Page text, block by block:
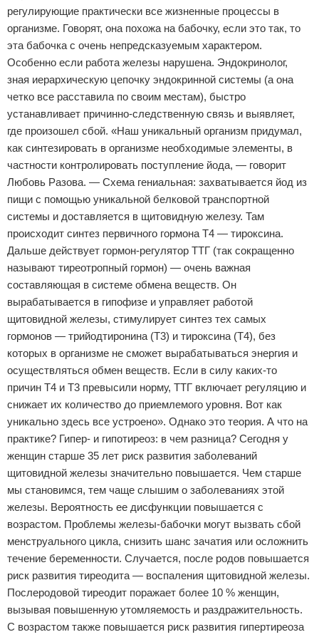
регулирующие практически все жизненные процессы в
организме. Говорят, она похожа на бабочку, если это так, то
эта бабочка с очень непредсказуемым характером.
Особенно если работа железы нарушена. Эндокринолог,
зная иерархическую цепочку эндокринной системы (а она
четко все расставила по своим местам), быстро
устанавливает причинно-следственную связь и выявляет,
где произошел сбой. «Наш уникальный организм придумал,
как синтезировать в организме необходимые элементы, в
частности контролировать поступление йода, — говорит
Любовь Разова. — Схема гениальная: захватывается йод из
пищи с помощью уникальной белковой транспортной
системы и доставляется в щитовидную железу. Там
происходит синтез первичного гормона Т4 — тироксина.
Дальше действует гормон-регулятор ТТГ (так сокращенно
называют тиреотропный гормон) — очень важная
составляющая в системе обмена веществ. Он
вырабатывается в гипофизе и управляет работой
щитовидной железы, стимулирует синтез тех самых
гормонов — трийодтиронина (Т3) и тироксина (Т4), без
которых в организме не сможет вырабатываться энергия и
осуществляться обмен веществ. Если в силу каких-то
причин Т4 и Т3 превысили норму, ТТГ включает регуляцию и
снижает их количество до приемлемого уровня. Вот как
уникально здесь все устроено». Однако это теория. А что на
практике? Гипер- и гипотиреоз: в чем разница? Сегодня у
женщин старше 35 лет риск развития заболеваний
щитовидной железы значительно повышается. Чем старше
мы становимся, тем чаще слышим о заболеваниях этой
железы. Вероятность ее дисфункции повышается с
возрастом. Проблемы железы-бабочки могут вызвать сбой
менструального цикла, снизить шанс зачатия или осложнить
течение беременности. Случается, после родов повышается
риск развития тиреодита — воспаления щитовидной железы.
Послеродовой тиреодит поражает более 10 % женщин,
вызывая повышенную утомляемость и раздражительность.
С возрастом также повышается риск развития гипертиреоза